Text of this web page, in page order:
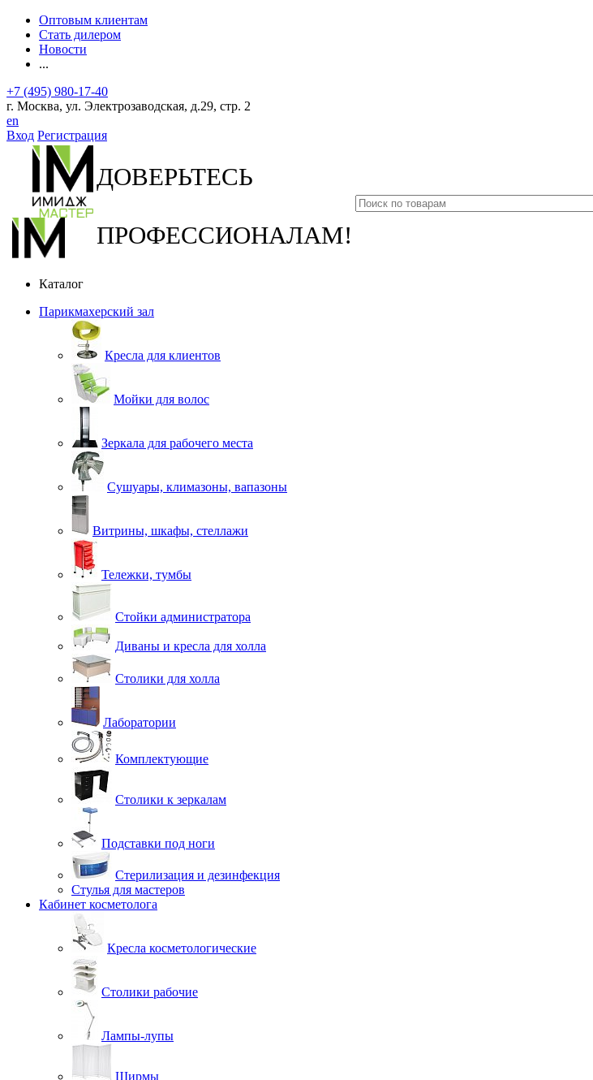
Оптовым клиентам
Стать дилером
Новости
...
+7 (495) 980-17-40
г. Москва, ул. Электрозаводская, д.29, стр. 2
en
Вход Регистрация
ДОВЕРЬТЕСЬ
ПРОФЕССИОНАЛАМ!
Каталог
Парикмахерский зал
Кресла для клиентов
Мойки для волос
Зеркала для рабочего места
Сушуары, климазоны, вапазоны
Витрины, шкафы, стеллажи
Тележки, тумбы
Стойки администратора
Диваны и кресла для холла
Столики для холла
Лаборатории
Комплектующие
Столики к зеркалам
Подставки под ноги
Стерилизация и дезинфекция
Стулья для мастеров
Кабинет косметолога
Кресла косметологические
Столики рабочие
Лампы-лупы
Ширмы